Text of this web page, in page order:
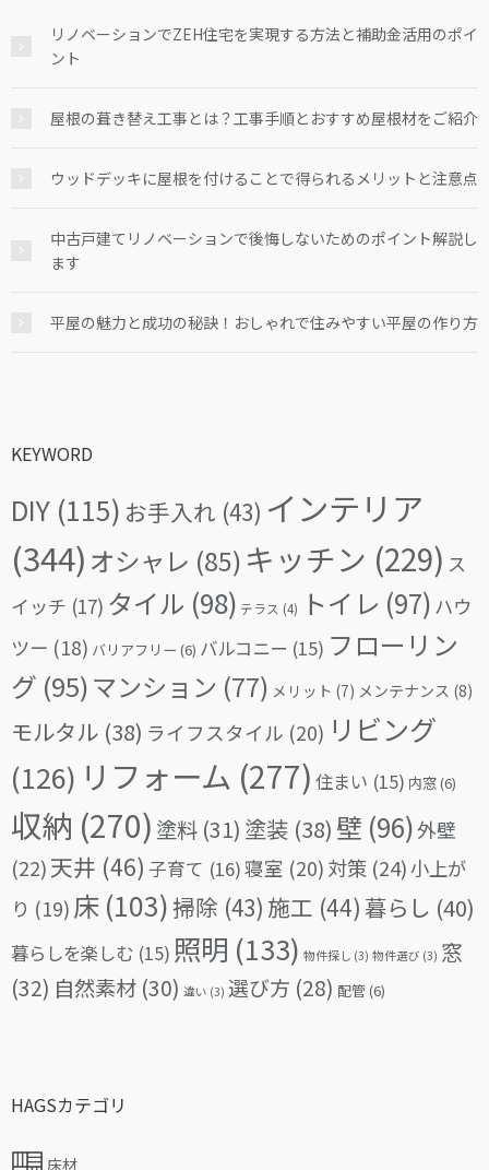
リノベーションでZEH住宅を実現する方法と補助金活用のポイ
ント
屋根の葺き替え工事とは？工事手順とおすすめ屋根材をご紹介
ウッドデッキに屋根を付けることで得られるメリットと注意点
中古戸建てリノベーションで後悔しないためのポイント解説し
ます
平屋の魅力と成功の秘訣！おしゃれで住みやすい平屋の作り方
KEYWORD
DIY (115) お手入れ (43) インテリア
(344) オシャレ (85) キッチン (229) ス
イッチ (17) タイル (98) テラス (4) トイレ (97) ハウ
ツー (18) バリアフリー (6) バルコニー (15) フローリン
グ (95)マンション (77) メリット (7) メンテナンス (8)
モルタル (38) ライフスタイル (20) リビング
(126) リフォーム (277) 住まい (15) 内窓(6)
収納 (270) 塗料 (31) 塗装 (38) 壁 (96)外壁
(22)天井 (46) 子育て (16)寝室 (20) 対策 (24)小上が
り (19) 床 (103)掃除 (43) 施工 (44) 暮らし (40)
暮らしを楽しむ (15) 照明 (133) 物件探し (3) 物件選び (3) 窓
(32) 自然素材 (30) 違い (3) 選び方 (28) 配管(6)
HAGSカテゴリ
床材